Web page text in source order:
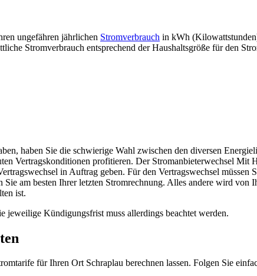
ungefähren jährlichen Stromverbrauch in kWh
Stromverbrauch entsprechend der Haushaltsgröße für den
haben Sie die schwierige Wahl zwischen den diversen
Vertragskonditionen profitieren. Der Stromanbieterwechsel Mit
in Auftrag geben. Für den Vertragswechsel müssen
am besten Ihrer letzten Stromrechnung. Alles andere wird von
ist.
jeweilige Kündigungsfrist muss allerdings beachtet werden.
für Ihren Ort Schraplau berechnen lassen. Folgen Sie